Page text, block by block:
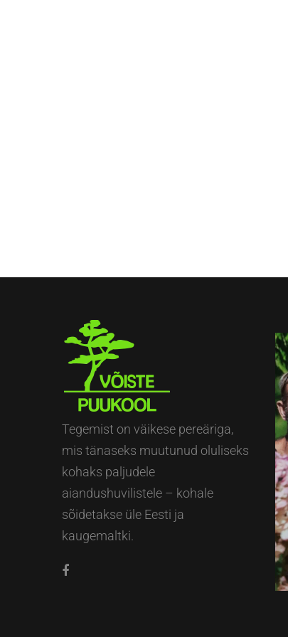
Tegemist on väikese pereäriga,
mis tänaseks muutunud oluliseks
kohaks paljudele
aiandushuvilistele – kohale
sõidetakse üle Eesti ja
kaugemaltki.